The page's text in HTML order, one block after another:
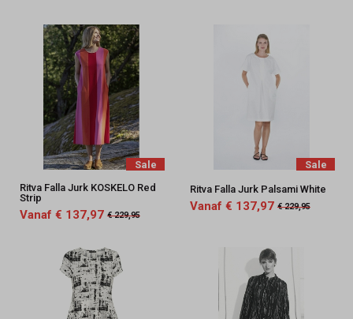
Sale
Ritva Falla Jurk KOSKELO Red
Strip
Vanaf € 137,97 € 229,95
Sale
Ritva Falla Jurk Palsami White
Vanaf € 137,97 € 229,95